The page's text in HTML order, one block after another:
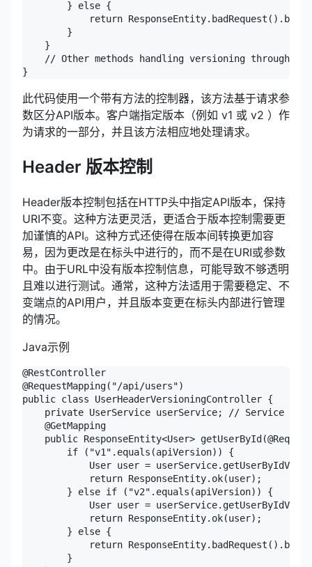
        } else {
return
        }
    }
// Other methods handling versioning through
此代码使用一个带有方法的控制器，该方法基于请求参
数区分API版本。客户端指定版本（例如 v1 或 v2 ）作
为请求的一部分，并且该方法相应地处理请求。
Header 版本控制
Header版本控制包括在HTTP头中指定API版本，保持
URI不变。这种方法更灵活，更适合于版本控制需要更
加谨慎的API。这种方式还使得在版本间转换更加容
易，因为更改是在标头中进行的，而不是在URI或参数
中。由于URL中没有版本控制信息，可能导致不够透明
且难以进行测试。通常，这种方法适用于需要稳定、不
变端点的API用户，并且版本变更在标头内部进行管理
的情况。
Java示例
@RestController
@RequestMapping("/api/users")
public class UserHeaderVersioningController {
private UserService userService; // Service for
    @GetMapping
public ResponseEntity<User>
        if ("v1".equals(apiVersion)) {
User user =
            return ResponseEntity.ok(user);
        } else if ("v2".equals(apiVersion)) {
User user =
            return ResponseEntity.ok(user);
        } else {
return
        }